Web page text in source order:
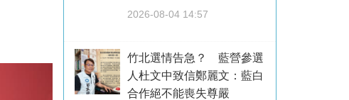
2026-08-04 14:57
竹北選情告急？ 藍營參選
人杜文中致信鄭麗文：藍白
合作絕不能喪失尊嚴